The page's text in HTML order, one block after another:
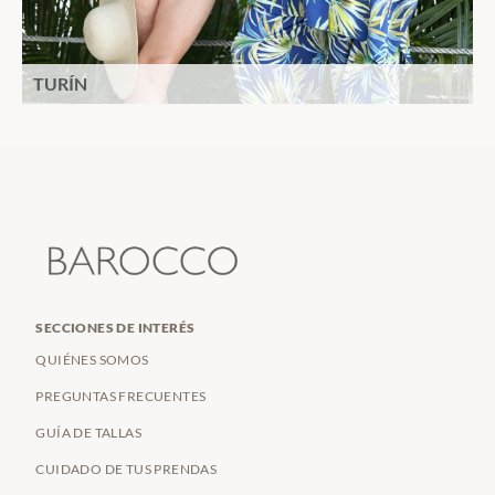
TURÍN
SECCIONES DE INTERÉS
QUIÉNES SOMOS
PREGUNTAS FRECUENTES
GUÍA DE TALLAS
CUIDADO DE TUS PRENDAS